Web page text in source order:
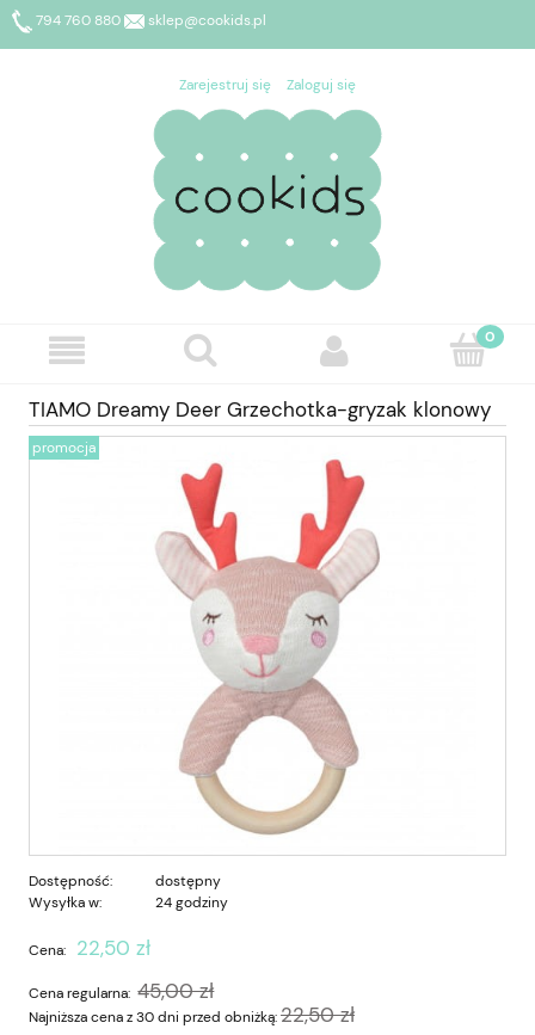
794 760 880 sklep@cookids.pl
Zarejestruj się Zaloguj się
TIAMO Dreamy Deer Grzechotka-gryzak klonowy
promocja
Dostępność:
dostępny
Wysyłka w:
24 godziny
Cena: 22,50 zł
Cena regularna: 45,00 zł
Najniższa cena z 30 dni przed obniżką:22,50 zł